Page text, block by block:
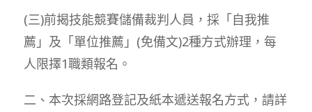
(三)前揭技能競賽儲備裁判人員，採「自我推
薦」及「單位推薦」(免備文)2種方式辦理，每
人限擇1職類報名。
二、本次採網路登記及紙本遞送報名方式，請詳